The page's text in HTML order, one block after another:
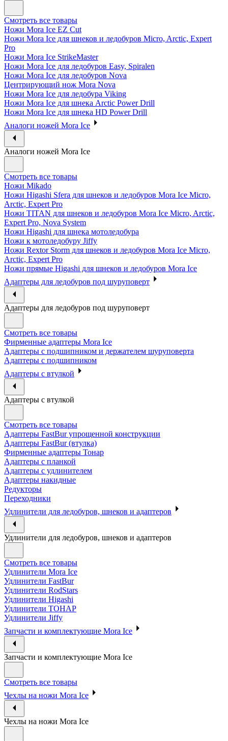
Смотреть все товары
Ножи Mora Ice EZ Cut
Ножи Mora Ice для шнеков и ледобуров Micro, Arctic, Expert
Pro
Ножи Mora Ice StrikeMaster
Ножи Mora Ice для ледобуров Easy, Spiralen
Ножи Mora Ice для ледобуров Nova
Центрирующий нож Mora Nova
Ножи Mora Ice для ледобура Viking
Ножи Mora Ice для шнека Arctic Power Drill
Ножи Mora Ice для шнека HD Power Drill
Аналоги ножей Mora Ice
Аналоги ножей Mora Ice
Смотреть все товары
Ножи Mikado
Ножи Higashi Sfera для шнеков и ледобуров Mora Ice Micro,
Arctic, Expert Pro
Ножи TITAN для шнеков и ледобуров Mora Ice Micro, Arctic,
Expert Pro, Nova System
Ножи Higashi для шнека мотоледобура
Ножи к мотоледобуру Jiffy
Ножи Rextor Storm для шнеков и ледобуров Mora Ice Micro,
Arctic, Expert Pro
Ножи прямые Higashi для шнеков и ледобуров Mora Ice
Адаптеры для ледобуров под шуруповерт
Адаптеры для ледобуров под шуруповерт
Смотреть все товары
Фирменные адаптеры Mora Ice
Адаптеры с подшипником и держателем шуруповерта
Адаптеры с подшипником
Адаптеры с втулкой
Адаптеры с втулкой
Смотреть все товары
Адаптеры FastBur упрощенной конструкции
Адаптеры FastBur (втулка)
Фирменные адаптеры Тонар
Адаптеры с планкой
Адаптеры с удлинителем
Адаптеры накидные
Редукторы
Переходники
Удлинители для ледобуров, шнеков и адаптеров
Удлинители для ледобуров, шнеков и адаптеров
Смотреть все товары
Удлинители Mora Ice
Удлинители FastBur
Удлинители RodStars
Удлинители Higashi
Удлинители ТОНАР
Удлинители Jiffy
Запчасти и комплектующие Mora Ice
Запчасти и комплектующие Mora Ice
Смотреть все товары
Чехлы на ножи Mora Ice
Чехлы на ножи Mora Ice